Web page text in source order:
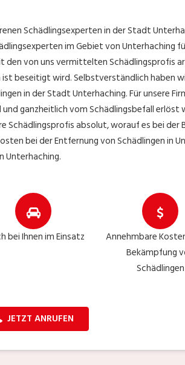
Schädlingsexperten in der Stadt
im Gebiet von Unterhaching
den von uns vermittelten Schädlingsprofis
ist beseitigt wird. Selbstverständlich haben
in der Stadt Unterhaching. Für unsere
ganzheitlich vom Schädlingsbefall erlöst
Schädlingsprofis absolut, worauf es bei der
bei der Entfernung von Schädlingen in
Unterhaching.
bei Ihnen im Einsatz
Annehmbare
Bekämpfung
Schädlingen
JETZT ANRUFEN